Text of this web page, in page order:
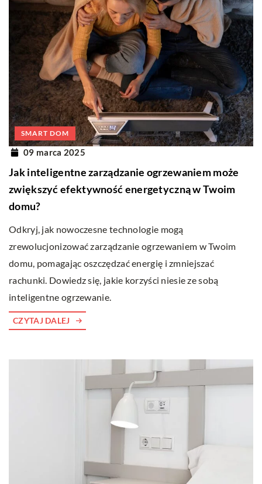
SMART DOM
09 marca 2025
Jak inteligentne zarządzanie ogrzewaniem może
zwiększyć efektywność energetyczną w Twoim
domu?
Odkryj, jak nowoczesne technologie mogą
zrewolucjonizować zarządzanie ogrzewaniem w Twoim
domu, pomagając oszczędzać energię i zmniejszać
rachunki. Dowiedz się, jakie korzyści niesie ze sobą
inteligentne ogrzewanie.
CZYTAJ DALEJ